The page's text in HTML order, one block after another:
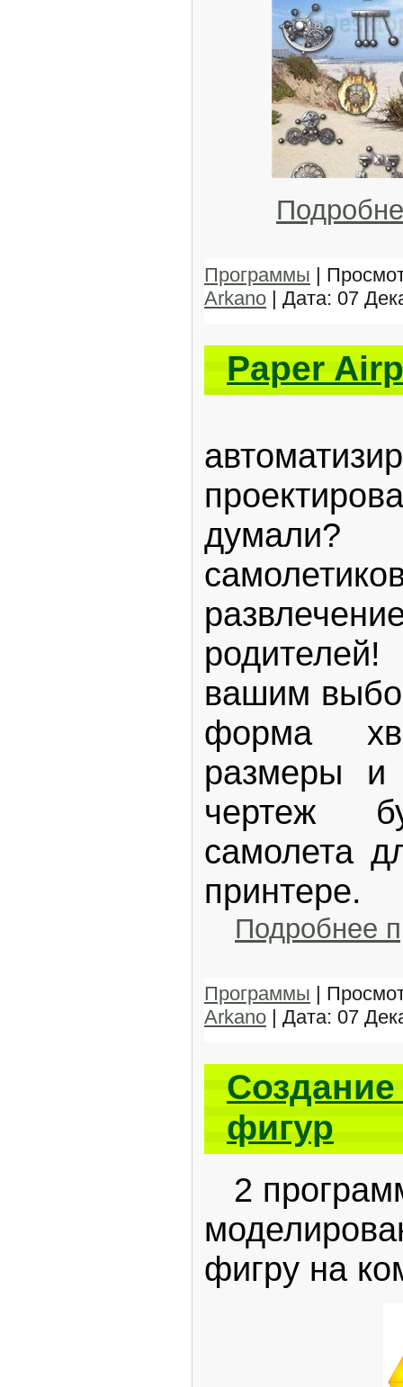
Программы |
Arkano | Дата: 07
Paper
вашим
форма
размеры и
чертеж
самолета
принтере.
Подробнее
Программы |
Arkano | Дата: 07
фигур
2
фигру на